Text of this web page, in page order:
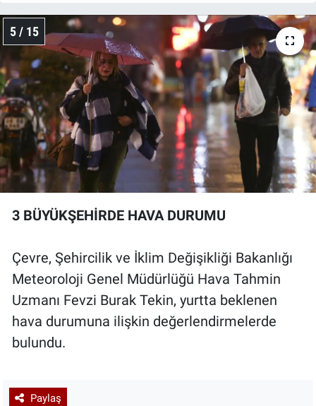
5 / 15
3 BÜYÜKŞEHİRDE HAVA DURUMU
Çevre, Şehircilik ve İklim Değişikliği Bakanlığı
Meteoroloji Genel Müdürlüğü Hava Tahmin
Uzmanı Fevzi Burak Tekin, yurtta beklenen
hava durumuna ilişkin değerlendirmelerde
bulundu.
Paylaş